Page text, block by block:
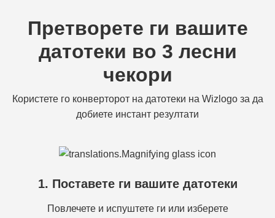
Претворете ги вашите
датотеки во 3 лесни
чекори
Користете го конверторот на датотеки на Wizlogo за да
добиете инстант резултати
1. Поставете ги вашите датотеки
Повлечете и испуштете ги или изберете